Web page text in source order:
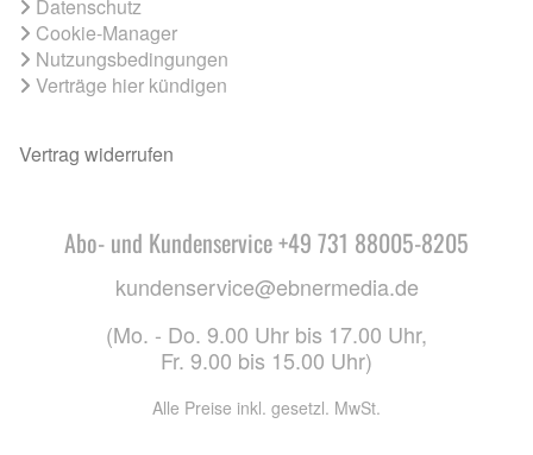
Datenschutz
Cookie-Manager
Nutzungsbedingungen
Verträge hier kündigen
Vertrag widerrufen
Abo- und Kundenservice +49 731 88005-8205
kundenservice@ebnermedia.de
(Mo. - Do. 9.00 Uhr bis 17.00 Uhr,
Fr. 9.00 bis 15.00 Uhr)
Alle Preise inkl. gesetzl. MwSt.